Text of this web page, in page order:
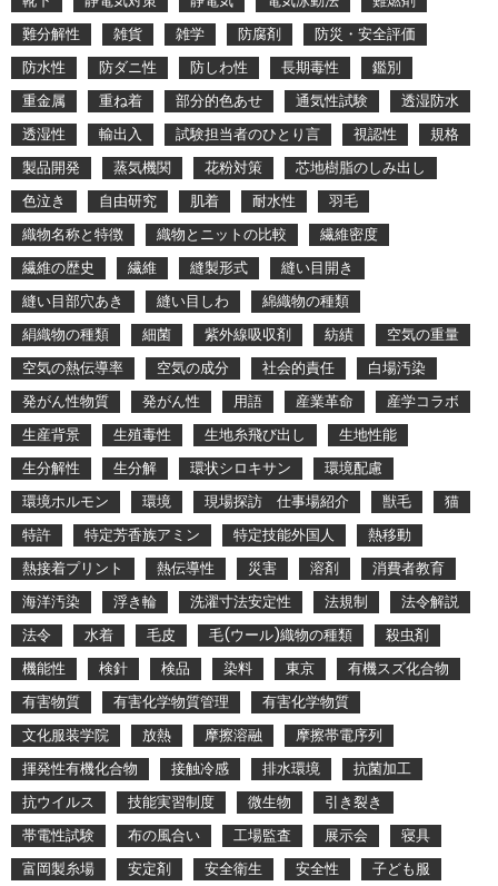
難分解性
雑貨 雑学 防腐剤
防災・安全評価
防水性
防ダニ性 防しわ性 長期毒性
鑑別
重金属
重ね着 部分的色あせ 通気性試験
透湿防水
透湿性
輸出入 試験担当者のひとり言 視認性
規格
製品開発
蒸気機関 花粉対策
芯地樹脂のしみ出し
色泣き
自由研究 肌着 耐水性
羽毛
織物名称と特徴
織物とニットの比較
繊維密度
繊維の歴史
繊維 縫製形式
縫い目開き
縫い目部穴あき
縫い目しわ
綿織物の種類
絹織物の種類
細菌 紫外線吸収剤 紡績
空気の重量
空気の熱伝導率
空気の成分 社会的責任
白場汚染
発がん性物質
発がん性 用語 産業革命
産学コラボ
生産背景
生殖毒性 生地糸飛び出し
生地性能
生分解性
生分解 環状シロキサン
環境配慮
環境ホルモン
環境 現場探訪 仕事場紹介 獣毛
猫
特許
特定芳香族アミン 特定技能外国人
熱移動
熱接着プリント
熱伝導性 災害 溶剤
消費者教育
海洋汚染
浮き輪 洗濯寸法安定性 法規制
法令解説
法令
水着 毛皮 毛(ウール)織物の種類
殺虫剤
機能性
検針 検品 染料 東京
有機スズ化合物
有害物質
有害化学物質管理
有害化学物質
文化服装学院
放熱 摩擦溶融
摩擦帯電序列
揮発性有機化合物
接触冷感 排水環境
抗菌加工
抗ウイルス
技能実習制度 微生物
引き裂き
帯電性試験
布の風合い 工場監査 展示会
寝具
富岡製糸場
安定剤 安全衛生 安全性
子ども服